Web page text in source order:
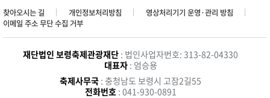
찾아오시는 길 개인정보처리방침
영상처리기기 운영·관리 방침
이메일 주소 무단 수집 거부
재단법인 보령축제관광재단 : 법인사업자번호: 313-82-04330
대표자: 엄승용
축제사무국 : 충청남도 보령시 고잠2길55
전화번호 : 041-930-0891